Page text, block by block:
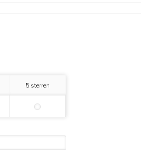
5 sterren